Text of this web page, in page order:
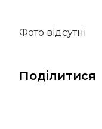
Фото відсутні
Поділитися